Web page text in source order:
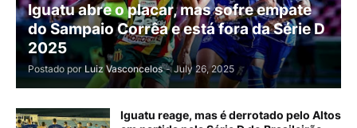
Iguatu abre o placar, mas sofre empate
do Sampaio Corrêa e está fora da Série D
2025
Postado por Luiz Vasconcelos - July 26, 2025
Iguatu reage, mas é derrotado pelo Altos